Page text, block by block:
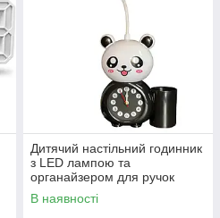
Дитячий настільний годинник
з LED лампою та
органайзером для ручок
Alarm clock XL-801
Настільний годинник у
В наявності